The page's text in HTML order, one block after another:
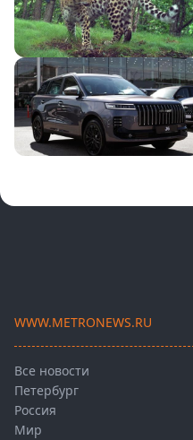
WWW.METRONEWS.RU
Все новости
Петербург
Россия
Мир